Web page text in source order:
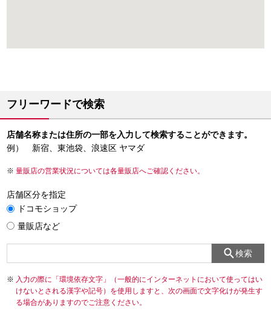
フリーワードで検索
店舗名称または住所の一部を入力して検索することができます。
例） 新宿、東池袋、浪速区 ヤマダ
量販店の営業状況については各量販店へご確認ください。
店舗区分を指定
ドコモショップ
量販店など
検索
入力の際に「環境依存文字」（一般的にインターネットにおいて使ってはい
けないとされる漢字や記号）を使用しますと、次の画面で文字化けが発生す
る場合がありますのでご注意ください。